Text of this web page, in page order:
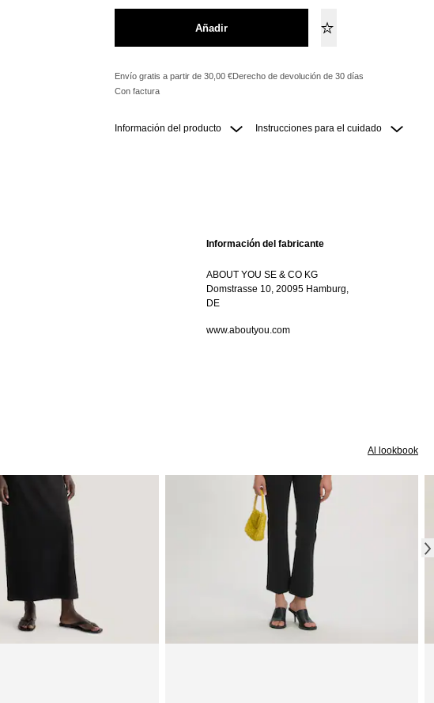
Añadir
Envío gratis a partir de 30,00 €Derecho de devolución de 30 días
Con factura
Información del producto Instrucciones para el cuidado
Información del fabricante
ABOUT YOU SE & CO KG
Domstrasse 10, 20095 Hamburg,
DE
www.aboutyou.com
Al lookbook